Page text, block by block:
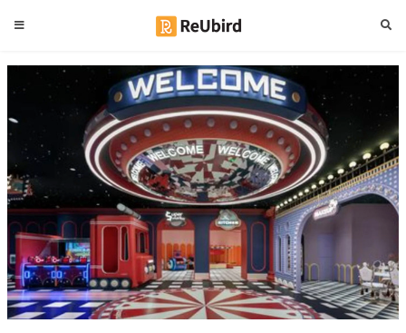
繁
中
EN
登
入
註
冊
拍
拖
好
去
處
#
室
內
好